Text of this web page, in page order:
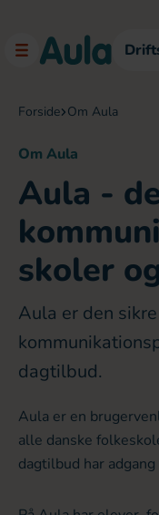
forside om Aula
Om Aula
Aula -
skoler
Aula er den
dagtilbud.
Aula er en
alle danske
dagtilbud har